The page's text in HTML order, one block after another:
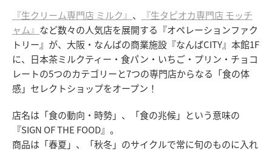
『生クリーム専門店 ミルク』 、
『生タピオカ専門店 モッチ
ャム』 など数々の人気店を展開する『オペレーションファク
トリー』が、大阪・なんばの商業施設『なんばCITY』本館1F
に、日本茶ミルクティー・食パン・いちご・プリン・チョコ
レートの5つのカテゴリーと7つの専門店からなる「食の体
感」セレクトショップをオープン！
店名は「食の動向・時勢」、「食の兆候」という意味の
『SIGN OF THE FOOD』。
商品は「春夏」、「秋冬」のサイクルで常に旬のものに入れ